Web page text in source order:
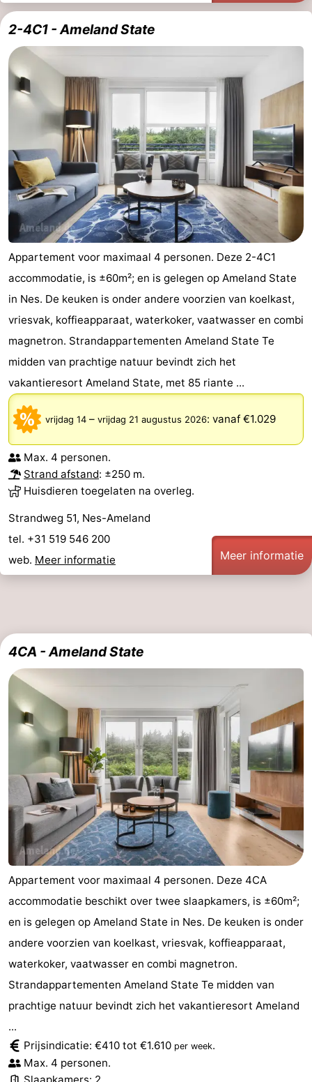
-
Rondvaarten
-
Boerderijen
-
Speeltuinen
Minigolfbanen
Natuur
Rondleidingen
Sporten
Zwembaden
-
Wandelen
-
Surfen
-
Wadlopen
Eten
en
drinken
Zeehonden
Vuurtoren
Praktisch
Forum
-
Boot
Waddenhoppen
Reisboekenwinkel
Nieuws
Medische
adressen
Regio
Friesland
Leeuwarden
Waddeneilanden
-
Schiermonnikoog
-
Terschelling
-
Vlieland
-
Texel
Weer
Contact
2-4C1 - Ameland State
Appartement voor maximaal 4 personen. Deze 2-4C1
accommodatie, is ±60m²; en is gelegen op Ameland State
in Nes. De keuken is onder andere voorzien van koelkast,
vriesvak, koffieapparaat, waterkoker, vaatwasser en combi
magnetron. Strandappartementen Ameland State Te
midden van prachtige natuur bevindt zich het
vakantieresort Ameland State, met 85 riante ...
vrijdag 14 – vrijdag 21 augustus 2026: vanaf €1.029
Max. 4 personen.
Strand afstand: ±250 m.
Huisdieren toegelaten na overleg.
Strandweg 51, Nes-Ameland
tel. +31 519 546 200
web. Meer informatie Meer informatie
4CA - Ameland State
Appartement voor maximaal 4 personen. Deze 4CA
accommodatie beschikt over twee slaapkamers, is ±60m²;
en is gelegen op Ameland State in Nes. De keuken is onder
andere voorzien van koelkast, vriesvak, koffieapparaat,
waterkoker, vaatwasser en combi magnetron.
Strandappartementen Ameland State Te midden van
prachtige natuur bevindt zich het vakantieresort Ameland
...
Prijsindicatie: €410 tot €1.610 per week.
Max. 4 personen.